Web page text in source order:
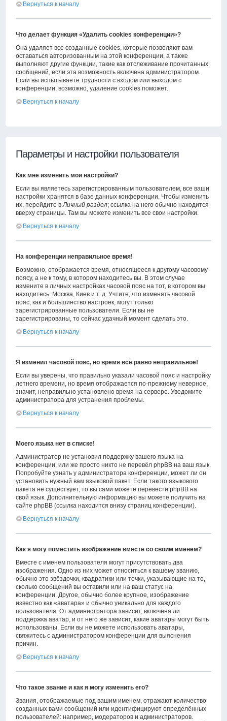
Вернуться к началу
Что делает функция «Удалить cookies конференции»?
Она удаляет все созданные cookies, которые позволяют вам
оставаться авторизованным на этой конференции, а также
выполняют другие функции, такие как отслеживание прочитанных
сообщений, если эта возможность включена администратором.
Если вы испытываете трудности с входом или выходом с
конференции, возможно, удаление cookies поможет.
Вернуться к началу
Параметры и настройки пользователя
Как мне изменить мои настройки?
Если вы являетесь зарегистрированным пользователем, все ваши
настройки хранятся в базе данных конференции. Чтобы изменить
их, перейдите вЛичный раздел; ссылка на него обычно находится
вверху страницы. Там вы можете изменить все свои настройки.
Вернуться к началу
На конференции неправильное время!
Возможно, отображается время, относящееся к другому часовому
поясу, а не к тому, в котором находитесь вы. В этом случае
измените в личных настройках часовой пояс на тот, в котором вы
находитесь: Москва, Киев и т. д. Учтите, что изменять часовой
пояс, как и большинство настроек, могут только
зарегистрированные пользователи. Если вы не
зарегистрированы, то сейчас удачный момент сделать это.
Вернуться к началу
Я изменил часовой пояс, но время всё равно неправильное!
Если вы уверены, что правильно указали часовой пояс и настройку
летнего времени, но время отображается по-прежнему неверное,
значит, неправильно установлено время на сервере. Уведомите
администратора для устранения проблемы.
Вернуться к началу
Моего языка нет в списке!
Администратор не установил поддержку вашего языка на
конференции, или же просто никто не перевёл phpBB на ваш язык.
Попробуйте узнать у администратора конференции, может ли он
установить нужный вам языковой пакет. Если такого языкового
пакета не существует, то вы сами можете перевести phpBB на
свой язык. Дополнительную информацию вы можете получить на
сайте phpBB (ссылка находится внизу страниц конференции).
Вернуться к началу
Как я могу поместить изображение вместе со своим именем?
Вместе с именем пользователя могут присутствовать два
изображения. Одно из них может относиться к вашему званию,
обычно это звёздочки, квадратики или точки, указывающие на то,
сколько сообщений вы оставили или на ваш статус на
конференции. Другое, обычно более крупное, изображение
известно как «аватара» и обычно уникально для каждого
пользователя. От администратора зависит, включена ли
поддержка аватар, и от него же зависит, какие аватары могут быть
использованы. Если вы не можете использовать аватары,
свяжитесь с администратором конференции для выяснения
причин.
Вернуться к началу
Что такое звание и как я могу изменить его?
Звания, отображаемые под вашим именем, отражают количество
созданных вами сообщений или идентифицируют определённых
пользователей: например, модераторов и администраторов.